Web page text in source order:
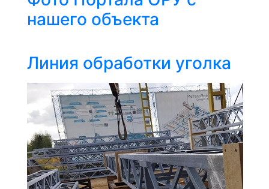
нашего объекта
Линия обработки уголка